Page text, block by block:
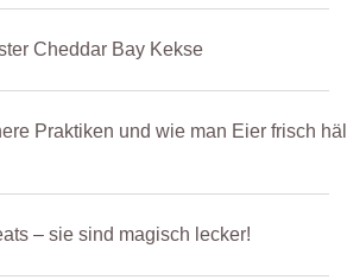
Cheddar Bay Kekse
Praktiken und wie man Eier frisch häl
– sie sind magisch lecker!